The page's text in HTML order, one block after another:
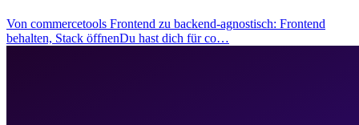
Von commercetools Frontend zu backend-agnostisch: Frontend
behalten, Stack öffnenDu hast dich für co…